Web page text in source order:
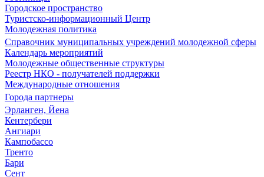
Городское пространство
Туристско-информационный Центр
Молодежная политика
Справочник муниципальных учреждений молодежной сферы
Календарь мероприятий
Молодежные общественные структуры
Реестр НКО - получателей поддержки
Международные отношения
Города партнеры
Эрланген, Йена
Кентербери
Ангиари
Кампобассо
Тренто
Бари
Сент